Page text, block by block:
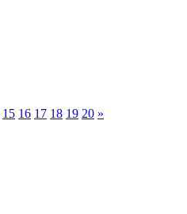
15 16 17 18 19 20 »